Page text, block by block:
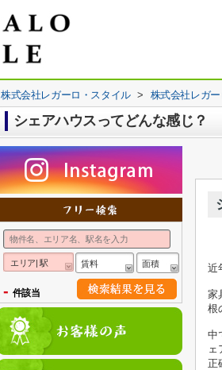
株式会社レガーロ・スタイル > 株式会社レガ
シェアハウスってどんな感じ？
近
家
根
中
ェ
正
エリア| 駅 賃料 面積
- 件該当